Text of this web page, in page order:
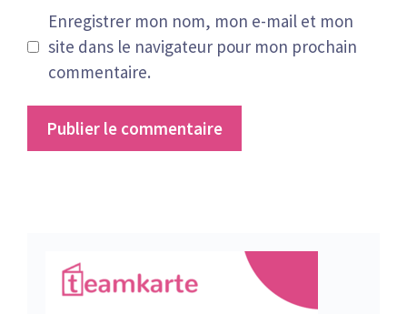
Enregistrer mon nom, mon e-mail et mon
site dans le navigateur pour mon prochain
commentaire.